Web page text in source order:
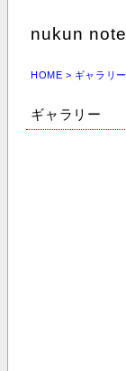
nukun note
HOME > ギャラリー
ギャラリー